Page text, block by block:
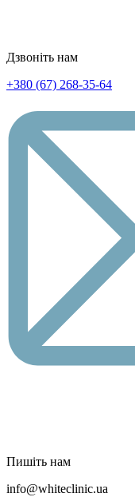
Дзвоніть нам
+380 (67) 268-35-64
Пишіть нам
info@whiteclinic.ua